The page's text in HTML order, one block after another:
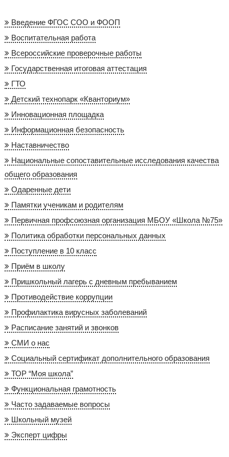
Введение ФГОС СОО и ФООП
Воспитательная работа
Всероссийские проверочные работы
Государственная итоговая аттестация
ГТО
Детский технопарк «Кванториум»
Инновационная площадка
Информационная безопасность
Наставничество
Национальные сопоставительные исследования качества
общего образования
Одаренные дети
Памятки ученикам и родителям
Первичная профсоюзная организация МБОУ «Школа №75»
Политика обработки персональных данных
Поступление в 10 класс
Приём в школу
Пришкольный лагерь с дневным пребыванием
Противодействие коррупции
Профилактика вирусных заболеваний
Расписание занятий и звонков
СМИ о нас
Социальный сертификат дополнительного образования
ТОР “Моя школа”
Функциональная грамотность
Часто задаваемые вопросы
Школьный музей
Эксперт цифры